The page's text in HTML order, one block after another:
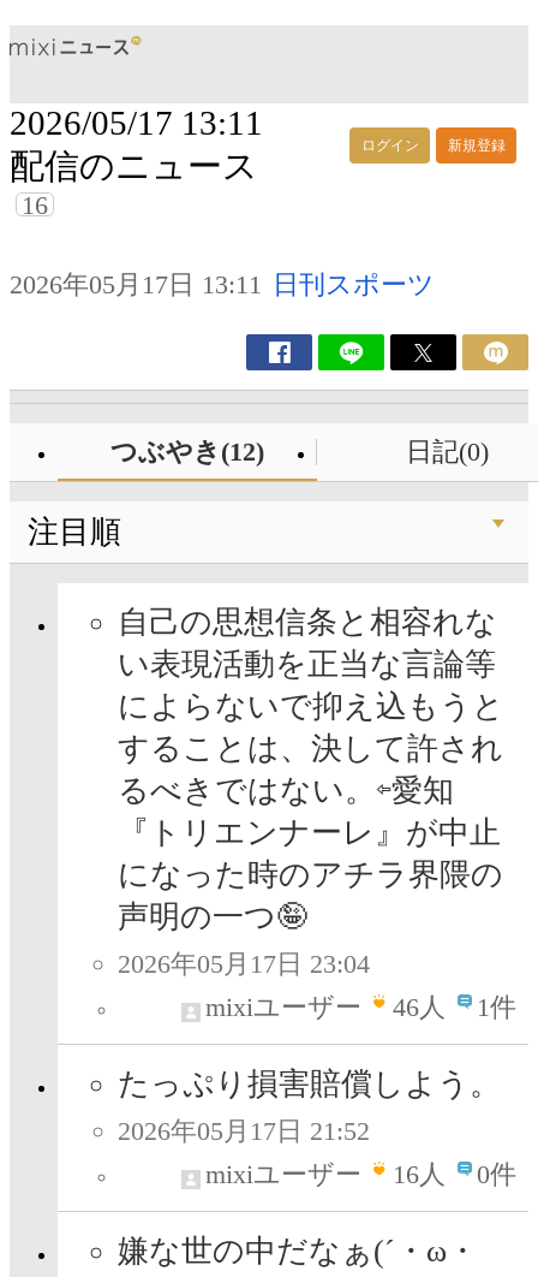
ログイン 新規登録
2026/05/17 13:11
配信のニュース
16
2026年05月17日 13:11 日刊スポーツ
つぶやき(12) 日記(0)
注目順
自己の思想信条と相容れな
い表現活動を正当な言論等
によらないで抑え込もうと
することは、決して許され
るべきではない。⇦愛知
『トリエンナーレ』が中止
になった時のアチラ界隈の
声明の一つ🤪
2026年05月17日 23:04
mixiユーザー
46人 1件
たっぷり損害賠償しよう。
2026年05月17日 21:52
mixiユーザー
16人 0件
嫌な世の中だなぁ(´・ω・